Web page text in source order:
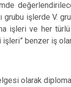
grubu işlerde V.
işleri ve her
işleri” benzer iş
olarak diploma